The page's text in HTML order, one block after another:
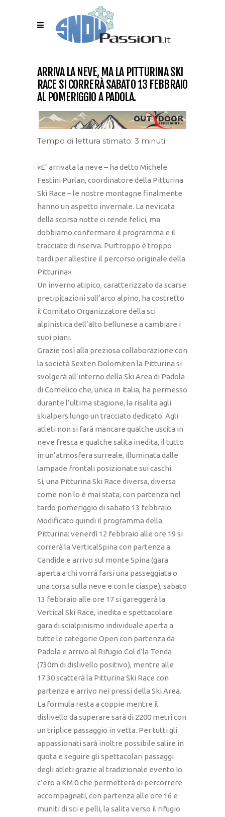
ARRIVA LA NEVE, MA LA PITTURINA SKI
RACE SI CORRERÀ SABATO 13 FEBBRAIO
AL POMERIGGIO A PADOLA.
Tempo di lettura stimato: 3 minuti
«E’ arrivata la neve – ha detto Michele
Festini Purlan, coordinatore della Pitturina
Ski Race – le nostre montagne finalmente
hanno un aspetto invernale. La nevicata
della scorsa notte ci rende felici, ma
dobbiamo confermare il programma e il
tracciato di riserva. Purtroppo è troppo
tardi per allestire il percorso originale della
Pitturina».
Un inverno atipico, caratterizzato da scarse
precipitazioni sull’arco alpino, ha costretto
il Comitato Organizzatore della sci
alpinistica dell’alto bellunese a cambiare i
suoi piani.
Grazie così alla preziosa collaborazione con
la società Sexten Dolomiten la Pitturina si
svolgerà all’interno della Ski Area di Padola
di Comelico che, unica in Italia, ha permesso
durante l’ultima stagione, la risalita agli
skialpers lungo un tracciato dedicato. Agli
atleti non si farà mancare qualche uscita in
neve fresca e qualche salita inedita, il tutto
in un’atmosfera surreale, illuminata dalle
lampade frontali posizionate sui caschi.
Sì, una Pitturina Ski Race diversa, diversa
come non lo è mai stata, con partenza nel
tardo pomeriggio di sabato 13 febbraio.
Modificato quindi il programma della
Pitturina: venerdì 12 febbraio alle ore 19 si
correrà la VerticalSpina con partenza a
Candide e arrivo sul monte Spina (gara
aperta a chi vorrà farsi una passeggiata o
una corsa sulla neve e con le ciaspe); sabato
13 febbraio alle ore 17 si gareggerà la
Vertical Ski Race, inedita e spettacolare
gara di scialpinismo individuale aperta a
tutte le categorie Open con partenza da
Padola e arrivo al Rifugio Col d’la Tenda
(730m di dislivello positivo), mentre alle
17.30 scatterà la Pitturina Ski Race con
partenza e arrivo nei pressi della Ski Area.
La formula resta a coppie mentre il
dislivello da superare sarà di 2200 metri con
un triplice passaggio in vetta. Per tutti gli
appassionati sarà inoltre possibile salire in
quota e seguire gli spettacolari passaggi
degli atleti grazie al tradizionale evento Io
c’ero a KM 0 che permetterà di percorrere
accompagnati, con partenza alle ore 16 e
muniti di sci e pelli, la salita verso il rifugio